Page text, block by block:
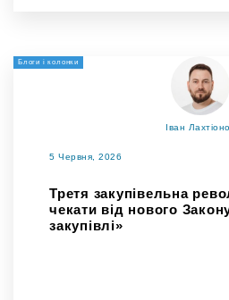
Блоги і колонки
Іван
5 Червня, 2026
Третя закупівельна
чекати від нового
закупівлі»